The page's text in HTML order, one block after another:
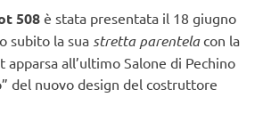
508 è stata presentata il 18 giugno
subito la sua stretta parentelacon la
apparsa all’ultimo Salone di Pechino
del nuovo design del costruttore